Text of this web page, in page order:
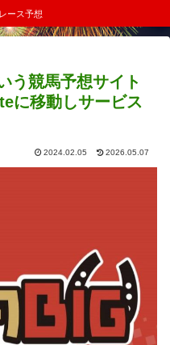
ース予想
う競馬予想サイト
に移動しサービス
2024.02.05 2026.05.07